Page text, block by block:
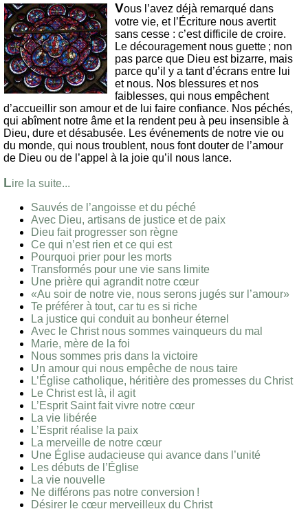
Vous l’avez déjà remarqué dans
votre vie, et l’Écriture nous avertit
sans cesse : c’est difficile de croire.
Le découragement nous guette ; non
pas parce que Dieu est bizarre, mais
parce qu’il y a tant d’écrans entre lui
et nous. Nos blessures et nos
faiblesses, qui nous empêchent
d’accueillir son amour et de lui faire confiance. Nos péchés,
qui abîment notre âme et la rendent peu à peu insensible à
Dieu, dure et désabusée. Les événements de notre vie ou
du monde, qui nous troublent, nous font douter de l’amour
de Dieu ou de l’appel à la joie qu’il nous lance.
Lire la suite...
Sauvés de l’angoisse et du péché
Avec Dieu, artisans de justice et de paix
Dieu fait progresser son règne
Ce qui n’est rien et ce qui est
Pourquoi prier pour les morts
Transformés pour une vie sans limite
Une prière qui agrandit notre cœur
«Au soir de notre vie, nous serons jugés sur l’amour»
Te préférer à tout, car tu es si riche
La justice qui conduit au bonheur éternel
Avec le Christ nous sommes vainqueurs du mal
Marie, mère de la foi
Nous sommes pris dans la victoire
Un amour qui nous empêche de nous taire
L’Église catholique, héritière des promesses du Christ
Le Christ est là, il agit
L’Esprit Saint fait vivre notre cœur
La vie libérée
L’Esprit réalise la paix
La merveille de notre cœur
Une Église audacieuse qui avance dans l’unité
Les débuts de l’Église
La vie nouvelle
Ne différons pas notre conversion !
Désirer le cœur merveilleux du Christ